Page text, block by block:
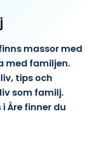
massor med
med familjen.
tips och
som familj.
Åre finner du